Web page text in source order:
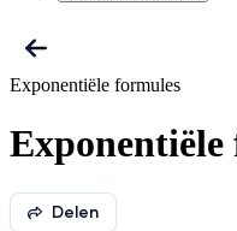
Exponentiële formules
Exponentiële
Delen